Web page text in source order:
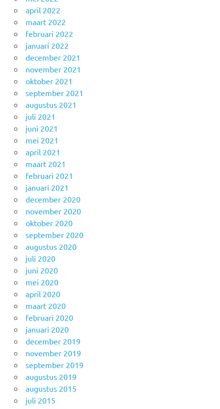
april 2022
maart 2022
februari 2022
januari 2022
december 2021
november 2021
oktober 2021
september 2021
augustus 2021
juli 2021
juni 2021
mei 2021
april 2021
maart 2021
februari 2021
januari 2021
december 2020
november 2020
oktober 2020
september 2020
augustus 2020
juli 2020
juni 2020
mei 2020
april 2020
maart 2020
februari 2020
januari 2020
december 2019
november 2019
september 2019
augustus 2019
augustus 2015
juli 2015